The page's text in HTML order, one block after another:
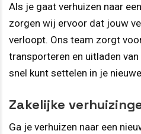
Als je gaat verhuizen naar
zorgen wij ervoor dat jouw
verloopt. Ons team zorgt
transporteren en uitladen
snel kunt settelen in je
Zakelijke
Ga je verhuizen naar een